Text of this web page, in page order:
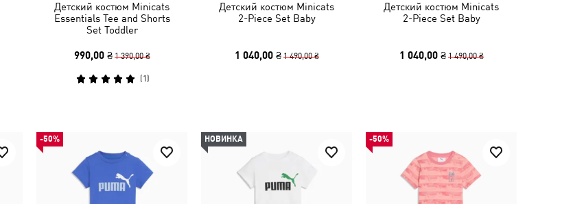
Детский костюм Minicats
Essentials Tee and Shorts
Set Toddler
990,00 ₴ 1 390,00 ₴
(1 )
Детский костюм Minicats
2-Piece Set Baby
1 040,00 ₴ 1 490,00 ₴
Детский костюм Minicats
2-Piece Set Baby
1 040,00 ₴ 1 490,00 ₴
-50% НОВИНКА -50%